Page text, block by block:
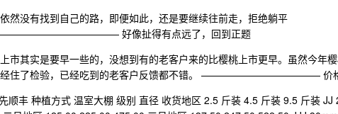
然没有找到自己的路，即便如此，还是要继续往前走，拒绝躺平
好像扯得有点远了，回到正题
市其实是要早一些的，没想到有的老客户来的比樱桃上市更早。虽然今年
经住了检验，已经吃到的老客户反馈都不错。 ———————————— 价
顺丰 种植方式 温室大棚 级别 直径 收货地区 2.5 斤装 4.5 斤装 9.5 斤装 JJ